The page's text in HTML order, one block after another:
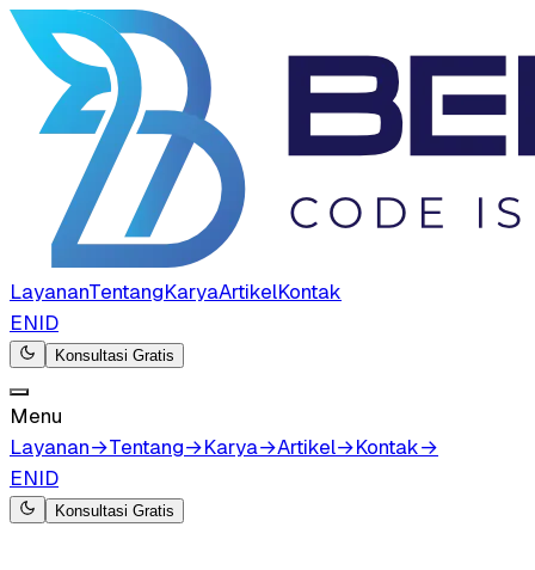
LayananTentangKaryaArtikelKontak
ENID
Konsultasi Gratis
Menu
Layanan→Tentang→Karya→Artikel→Kontak→
ENID
Konsultasi Gratis